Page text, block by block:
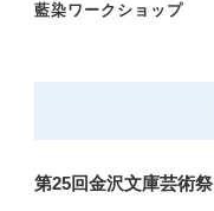
藍染ワークショップ
第25回金沢文庫芸術祭